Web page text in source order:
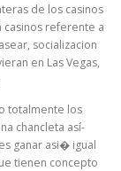
de los casinos
referente a
socializacion
en Las Vegas,
totalmente los
chancleta así­
ganar asi� igual
tienen concepto